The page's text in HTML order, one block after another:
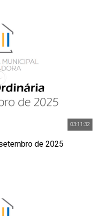
03:11:32
de 2025